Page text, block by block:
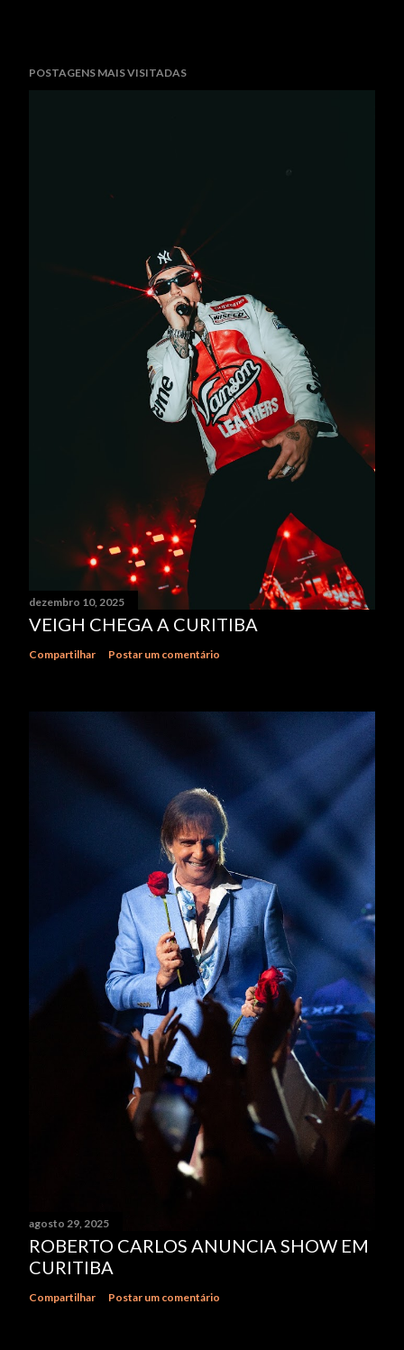
POSTAGENS MAIS VISITADAS
dezembro 10, 2025
VEIGH CHEGA A CURITIBA
Compartilhar Postar um comentário
agosto 29, 2025
ROBERTO CARLOS ANUNCIA SHOW EM
CURITIBA
Compartilhar Postar um comentário